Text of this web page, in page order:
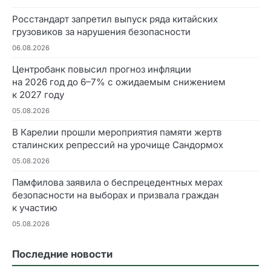
Росстандарт запретил выпуск ряда китайских
грузовиков за нарушения безопасности
06.08.2026
Центробанк повысил прогноз инфляции
на 2026 год до 6–7% с ожидаемым снижением
к 2027 году
05.08.2026
В Карелии прошли мероприятия памяти жертв
сталинских репрессий на урочище Сандормох
05.08.2026
Памфилова заявила о беспрецедентных мерах
безопасности на выборах и призвала граждан
к участию
05.08.2026
Последние новости